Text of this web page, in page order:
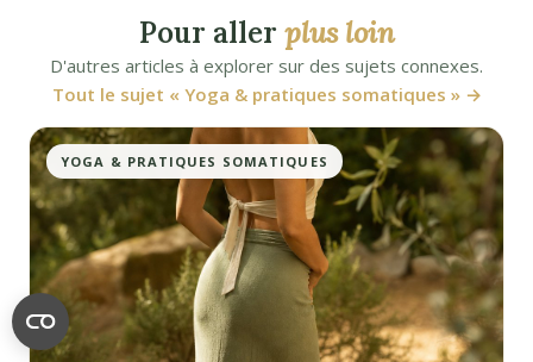
Pour allerplus loin
D'autres articles à explorer sur des sujets connexes.
Tout le sujet « Yoga & pratiques somatiques » →
YOGA & PRATIQUES SOMATIQUES